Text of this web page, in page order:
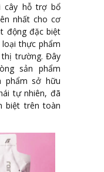
cây hỗ trợ bổ
nhất cho cơ
động đặc biệt
thực phẩm
trường. Đây
sản phẩm
phẩm sở hữu
tự nhiên, đã
biệt trên toàn